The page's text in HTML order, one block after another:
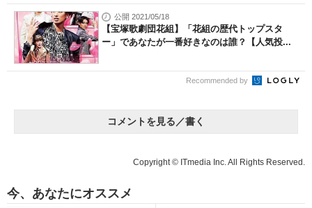
公開 2021/05/18
【宝塚歌劇団花組】「花組の歴代トップスタ
ー」であなたが一番好きなのは誰？【人気投...
Recommended by
コメントを見る／書く
Copyright © ITmedia Inc. All Rights Reserved.
今、あなたにオススメ